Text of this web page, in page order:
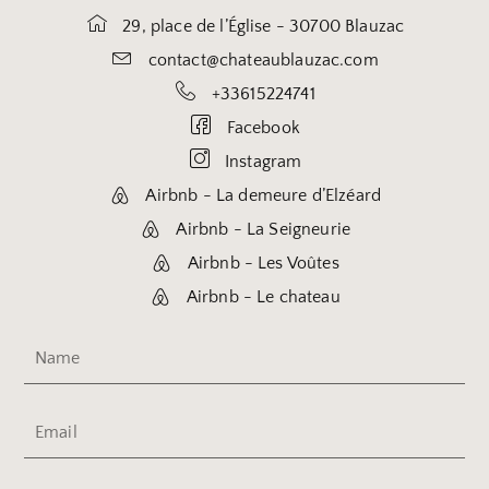
29, place de l’Église - 30700 Blauzac
contact@chateaublauzac.com
+33615224741
Facebook
Instagram
Airbnb - La demeure d’Elzéard
Airbnb - La Seigneurie
Airbnb - Les Voûtes
Airbnb - Le chateau